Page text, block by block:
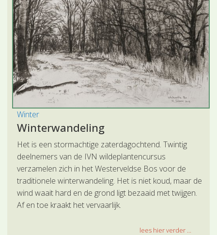
Winter
Winterwandeling
Het is een stormachtige zaterdagochtend. Twintig
deelnemers van de IVN wildeplantencursus
verzamelen zich in het Westerveldse Bos voor de
traditionele winterwandeling. Het is niet koud, maar de
wind waait hard en de grond ligt bezaaid met twijgen.
Af en toe kraakt het vervaarlijk.
lees hier verder ...